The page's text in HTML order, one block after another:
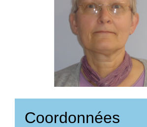
Coordonnées